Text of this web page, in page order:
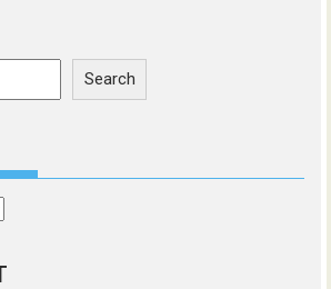
Search